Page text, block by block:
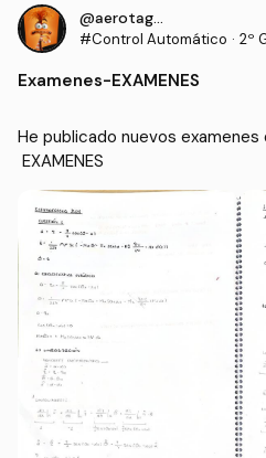
@aerotaguilla
#Control Automático · 2º
Examenes-EXAMENES
He publicado nuevos
EXAMENES